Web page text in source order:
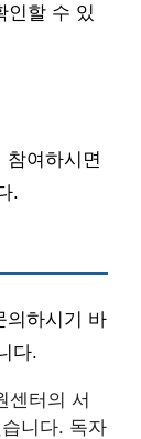
인할 수 있
참여하시면
.
의하시기 바
다.
센터의 서
니다. 독자